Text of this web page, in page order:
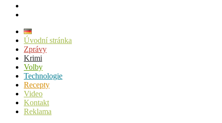
Úvodní stránka
Zprávy
Krimi
Volby
Technologie
Recepty
Video
Kontakt
Reklama